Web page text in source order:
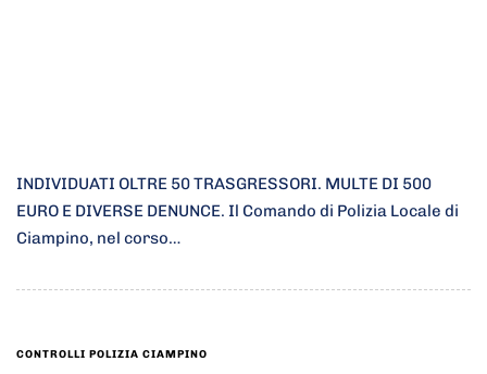
INDIVIDUATI OLTRE 50 TRASGRESSORI. MULTE DI 500
EURO E DIVERSE DENUNCE. Il Comando di Polizia Locale di
Ciampino, nel corso…
CONTROLLI POLIZIA CIAMPINO